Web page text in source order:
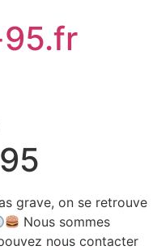
grave, on se retrouve
Nous sommes
nous contacter